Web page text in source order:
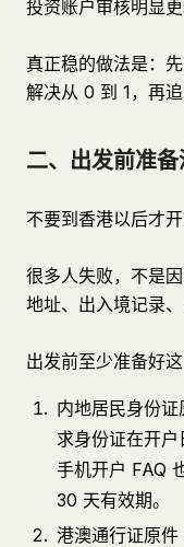
投资账户审核明显更
真正稳的做法是：
解决从 0 到 1，再追
二、出发前准
不要到香港以后才
很多人失败，不是
地址、出入境记录
出发前至少准备好这
内地居民身份
求身份证在开
手机开户 FAQ
30 天有效期。
港澳通行证原